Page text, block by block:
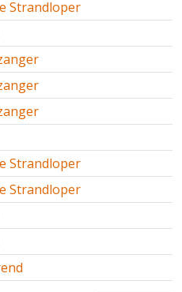
Strandloper
Strandloper
Strandloper